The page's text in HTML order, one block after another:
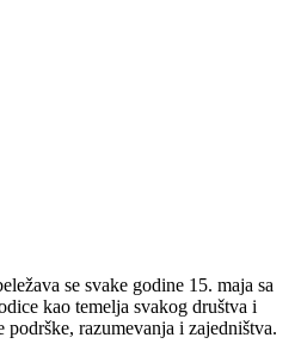
se svake godine 15. maja sa
kao temelja svakog društva i
podrške, razumevanja i zajedništva.